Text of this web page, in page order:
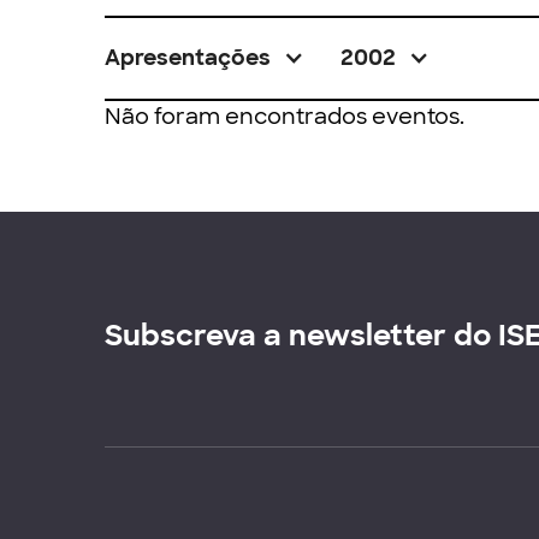
Apresentações 2002
Não foram encontrados eventos.
Subscreva a newsletter do